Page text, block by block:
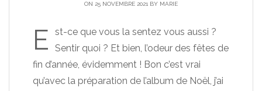
ON 25 NOVEMBRE 2021 BY MARIE
E
st-ce que vous la sentez vous aussi ?
Sentir quoi ? Et bien, l’odeur des fêtes de
fin d’année, évidemment ! Bon c’est vrai
qu’avec la préparation de l’album de Noël, j’ai